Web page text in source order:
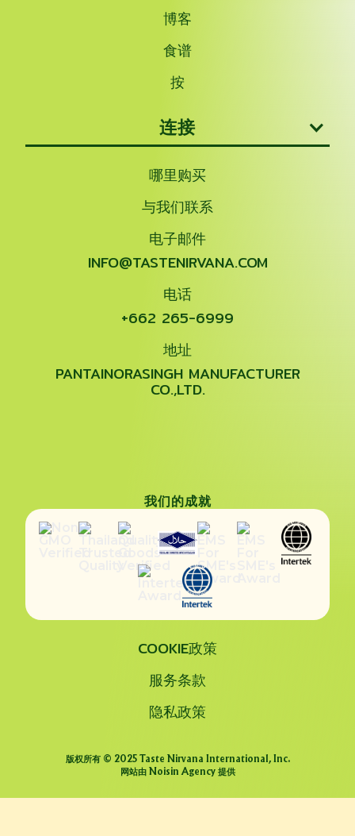
博客
食谱
按
连接
哪里购买
与我们联系
电子邮件
INFO@TASTENIRVANA.COM
电话
+662 265-6999
地址
PANTAINORASINGH MANUFACTURER
CO.,LTD.
我们的成就
COOKIE政策
服务条款
隐私政策
版权所有 © 2025 Taste Nirvana International, Inc.
网站由 Noisin Agency 提供